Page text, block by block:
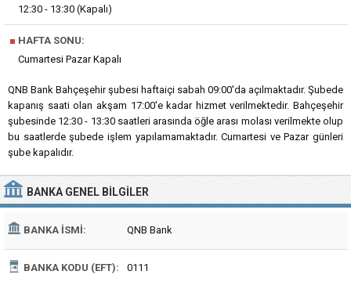
12:30 - 13:30 (Kapalı)
■ HAFTA SONU:
Cumartesi Pazar Kapalı
QNB Bank Bahçeşehir şubesi haftaiçi sabah 09:00'da açılmaktadır. Şubede
kapanış saati olan akşam 17:00'e kadar hizmet verilmektedir. Bahçeşehir
şubesinde 12:30 - 13:30 saatleri arasında öğle arası molası verilmekte olup
bu saatlerde şubede işlem yapılamamaktadır. Cumartesi ve Pazar günleri
şube kapalıdır.
BANKA GENEL BILGILER
BANKA İSMI: QNB Bank
BANKA KODU (EFT): 0111